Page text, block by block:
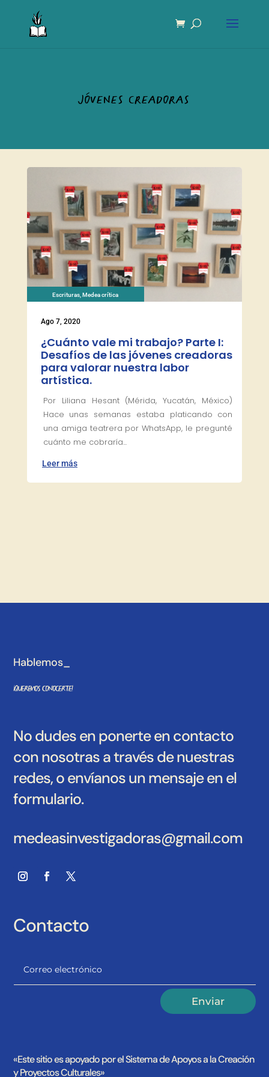
Jóvenes creadoras
Escrituras ,Medea crítica
Ago 7, 2020
¿Cuánto vale mi trabajo? Parte I:
Desafíos de las jóvenes creadoras
para valorar nuestra labor
artística.
Por Liliana Hesant (Mérida, Yucatán, México)
Hace unas semanas estaba platicando con
una amiga teatrera por WhatsApp, le pregunté
cuánto me cobraría...
Leer más
Hablemos_
¡Queremos conocerte!
No dudes en ponerte en contacto
con nosotras a través de nuestras
redes, o envíanos un mensaje en el
formulario.
medeasinvestigadoras@gmail.com
Contacto
Enviar
«Este sitio es apoyado por el Sistema de Apoyos a la Creación
y Proyectos Culturales»